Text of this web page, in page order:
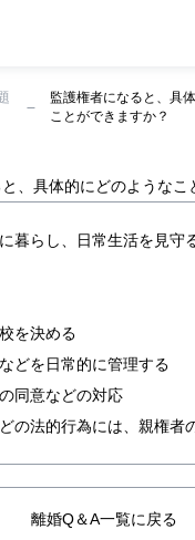
監護権者になると、具
ことができますか？
、具体的にどのようなこ
暮らし、日常生活を見守
を決める
どを日常的に管理する
同意などの対応
の法的行為には、親権者
離婚Q＆A一覧に戻る